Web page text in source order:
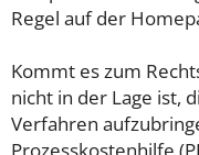
Regel auf der
Kommt es zum
nicht in der Lage ist,
Verfahren